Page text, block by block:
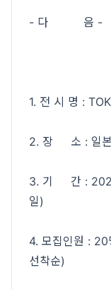
- 다 음 -
1. 전 시 명 :
2. 장 소 : 일본
3. 기 간 :
일)
4. 모집인원 :
선착순)